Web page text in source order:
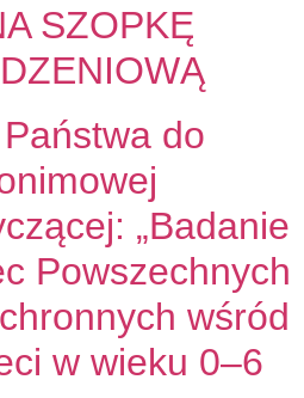
SZOPKĘ
do
„Badanie
Powszechnych
wśród
w wieku 0–6